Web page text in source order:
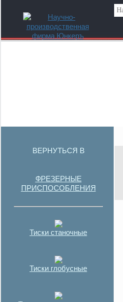
ВЕРНУТЬСЯ В
ФРЕЗЕРНЫЕ
ПРИСПОСОБЛЕНИЯ
Тиски станочные
Тиски глобусные